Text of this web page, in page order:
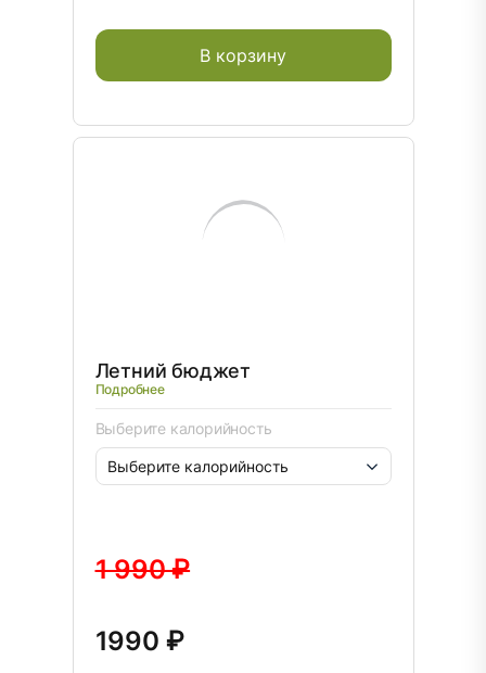
В корзину
Летний бюджет
Подробнее
Выберите калорийность
1 990 ₽
1990 ₽